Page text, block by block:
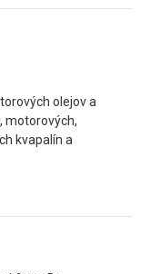
olejov a
motorových,
kvapalín a